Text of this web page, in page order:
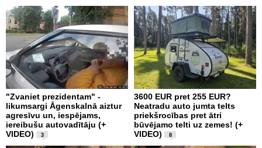
"Zvaniet prezidentam" -
likumsargi Āgenskalnā aiztur
agresīvu un, iespējams,
iereibušu autovadītāju (+
VIDEO)
3
3600 EUR pret 255 EUR?
Neatradu auto jumta telts
priekšrocības pret ātri
būvējamo telti uz zemes! (+
VIDEO)
8